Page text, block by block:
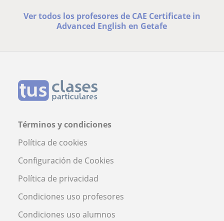
Ver todos los profesores de CAE Certificate in
Advanced English en Getafe
Términos y condiciones
Política de cookies
Configuración de Cookies
Política de privacidad
Condiciones uso profesores
Condiciones uso alumnos